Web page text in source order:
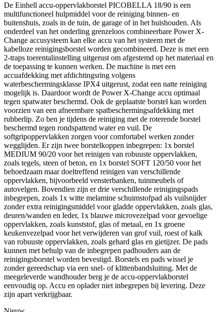
De Einhell accu-oppervlakborstel PICOBELLA 18/90 is een
multifunctioneel hulpmiddel voor de reiniging binnen- en
buitenshuis, zoals in de tuin, de garage of in het huishouden. Als
onderdeel van het onderling grenzeloos combineerbare Power X-
Change accusysteem kan elke accu van het systeem met de
kabelloze reinigingsborstel worden gecombineerd. Deze is met een
2-traps toerentalinstelling uitgerust om afgestemd op het materiaal en
de toepassing te kunnen werken. De machine is met een
accuafdekking met afdichtingsring volgens
waterbeschermingsklasse IPX4 uitgerust, zodat een natte reiniging
mogelijk is. Daardoor wordt de Power X-Change accu optimaal
tegen spatwater beschermd. Ook de geplaatste borstel kan worden
voorzien van een afneembare spatbeschermingsafdekking met
rubberlip. Zo ben je tijdens de reiniging met de roterende borstel
beschermd tegen rondspattend water en vuil. De
softgripoppervlakken zorgen voor comfortabel werken zonder
wegglijden. Er zijn twee borstelkoppen inbegrepen: 1x borstel
MEDIUM 90/20 voor het reinigen van robuuste oppervlakken,
zoals tegels, steen of beton, en 1x borstel SOFT 120/50 voor het
behoedzaam maar doeltreffend reinigen van verschillende
oppervlakken, bijvoorbeeld vensterbanken, tuinmeubels of
autovelgen. Bovendien zijn er drie verschillende reinigingspads
inbegrepen, zoals 1x witte melamine schuimstofpad als vuilsnijder
zonder extra reinigingsmiddel voor gladde oppervlakken, zoals glas,
deuren/wanden en leder, 1x blauwe microvezelpad voor gevoelige
oppervlakken, zoals kunststof, glas of metaal, en 1x groene
keukenvezelpad voor het verwijderen van grof vuil, roest of kalk
van robuuste oppervlakken, zoals gehard glas en gietijzer. De pads
kunnen met behulp van de inbegrepen padhouders aan de
reinigingsborstel worden bevestigd. Borstels en pads wissel je
zonder gereedschap via een snel- of klittenbandsluiting. Met de
meegeleverde wandhouder berg je de accu-oppervlakborstel
eenvoudig op. Accu en oplader niet inbegrepen bij levering. Deze
zijn apart verkrijgbaar.